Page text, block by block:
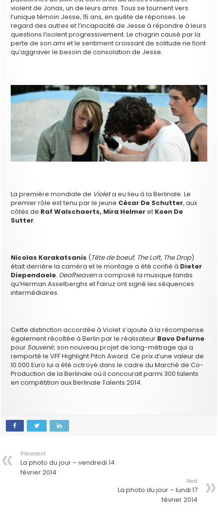
violent de Jonas, un de leurs amis. Tous se tournent vers
l’unique témoin Jesse, 15 ans, en quête de réponses. Le
regard des autres et l’incapacité de Jesse à répondre à leurs
questions l’isolent progressivement. Le chagrin causé par la
perte de son ami et le sentiment croissant de solitude ne fiont
qu’aggraver le besoin de consolation de Jesse.
La première mondiale de Violeta eu lieu à la Berlinale. Le
premier rôle est tenu par le jeune César De Schutter, aux
côtés de Raf Walschaerts, Mira Helmeret Koen De
Sutter.
Nicolas Karakatsanis (Tête de boeuf, The Loft, The Drop)
était derrière la caméra et le montage a été confié à Dieter
Diependaele. Deafheavena composé la musique tandis
qu’Herman Asselberghs et Fairuz ont signé les séquences
intermédiaires.
Cette distinction accordée à Violet s’ajoute à la récompense
également récoltée à Berlin par le réalisateur Bavo Defurne
pour Souvenir, son nouveau projet de long-métrage qui a
remporté le VFF Highlight Pitch Award. Ce prix d’une valeur de
10.000 Euro lui a été octroyé dans le cadre du Marché de Co-
Production de la Berlinale où il concourait parmi 300 talents
en compétition aux Berlinale Talents 2014.
Précedent
La photo du jour – vendredi 14
février 2014
Next
La photo du jour – lundi 17
février 2014